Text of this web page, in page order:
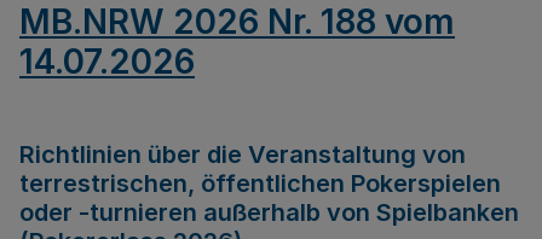
MB.NRW 2026 Nr. 188 vom
14.07.2026
Richtlinien über die Veranstaltung von
terrestrischen, öffentlichen Pokerspielen
oder -turnieren außerhalb von Spielbanken